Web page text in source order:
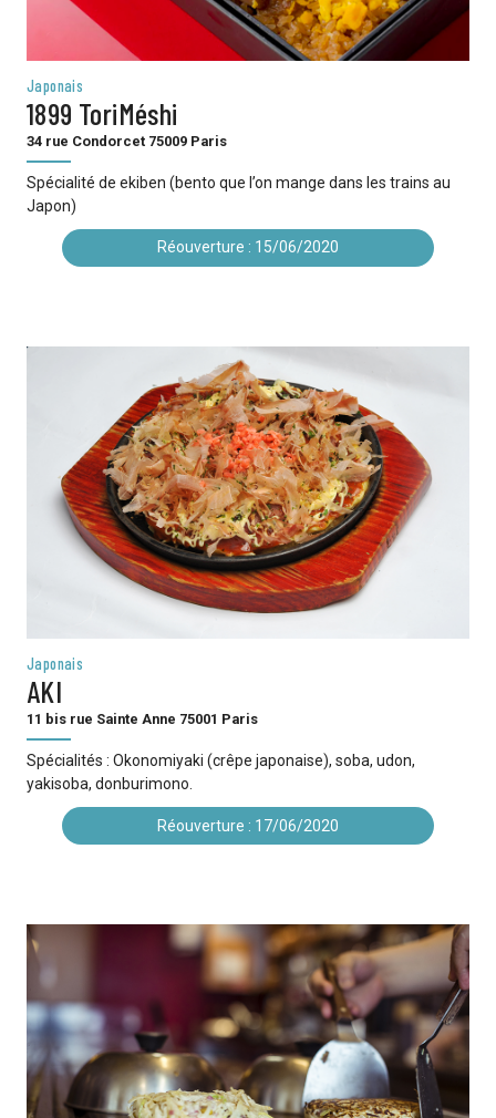
Japonais
1899 ToriMéshi
34 rue Condorcet 75009 Paris
Spécialité de ekiben (bento que l’on mange dans les trains au
Japon)
Réouverture : 15/06/2020
Japonais
AKI
11 bis rue Sainte Anne 75001 Paris
Spécialités : Okonomiyaki (crêpe japonaise), soba, udon,
yakisoba, donburimono.
Réouverture : 17/06/2020